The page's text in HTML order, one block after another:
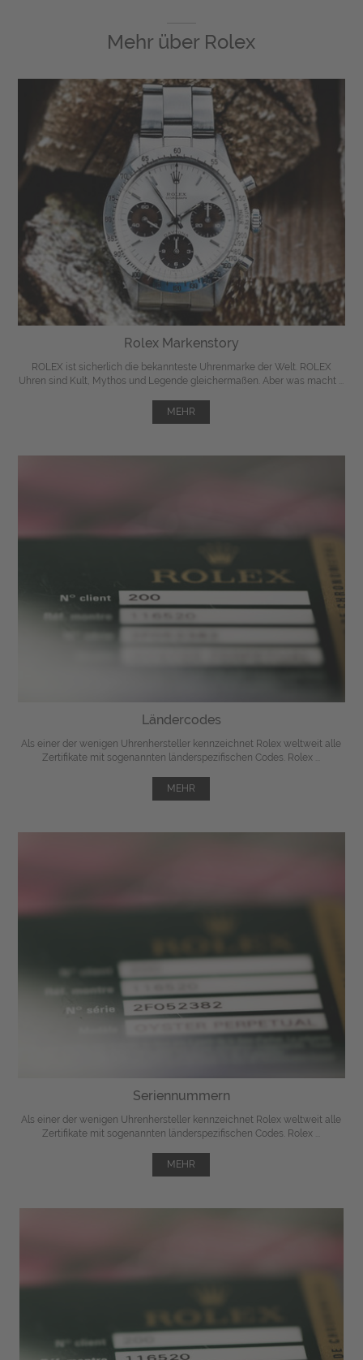
Mehr über Rolex
Rolex Markenstory
ROLEX ist sicherlich die bekannteste Uhrenmarke der Welt. ROLEX
Uhren sind Kult, Mythos und Legende gleichermaßen. Aber was macht ...
MEHR
Ländercodes
Als einer der wenigen Uhrenhersteller kennzeichnet Rolex weltweit alle
Zertifikate mit sogenannten länderspezifischen Codes. Rolex ...
MEHR
Seriennummern
Als einer der wenigen Uhrenhersteller kennzeichnet Rolex weltweit alle
Zertifikate mit sogenannten länderspezifischen Codes. Rolex ...
MEHR